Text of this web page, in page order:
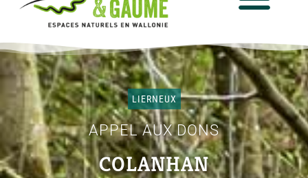
LIERNEUX
APPEL AUX DONS
COLANHAN